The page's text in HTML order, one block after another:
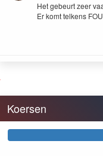
Het gebeurt zeer
Er komt telkens
Koersen